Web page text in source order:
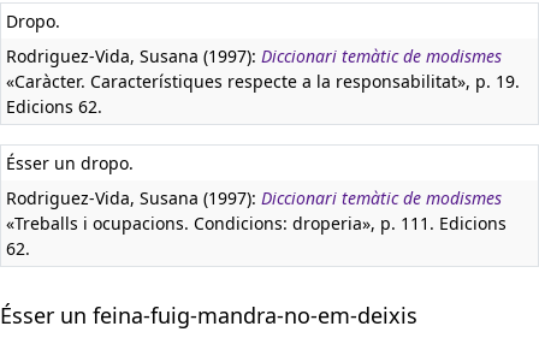
Dropo.
Rodriguez-Vida, Susana (1997): Diccionari temàtic de modismes
«Caràcter. Característiques respecte a la responsabilitat», p. 19.
Edicions 62.
Ésser un dropo.
Rodriguez-Vida, Susana (1997): Diccionari temàtic de modismes
«Treballs i ocupacions. Condicions: droperia», p. 111. Edicions
62.
Ésser un feina-fuig-mandra-no-em-deixis